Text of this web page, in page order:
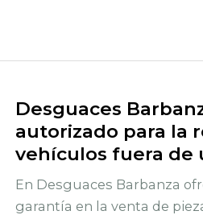
Desguaces
autorizado para la
vehículos fuera de
En Desguaces Barbanza
garantía en la venta de